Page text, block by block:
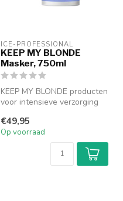
ICE-PROFESSIONAL
KEEP MY BLONDE
Masker, 750ml
KEEP MY BLONDE producten
voor intensieve verzorging
zowel...
€49,95
Op voorraad